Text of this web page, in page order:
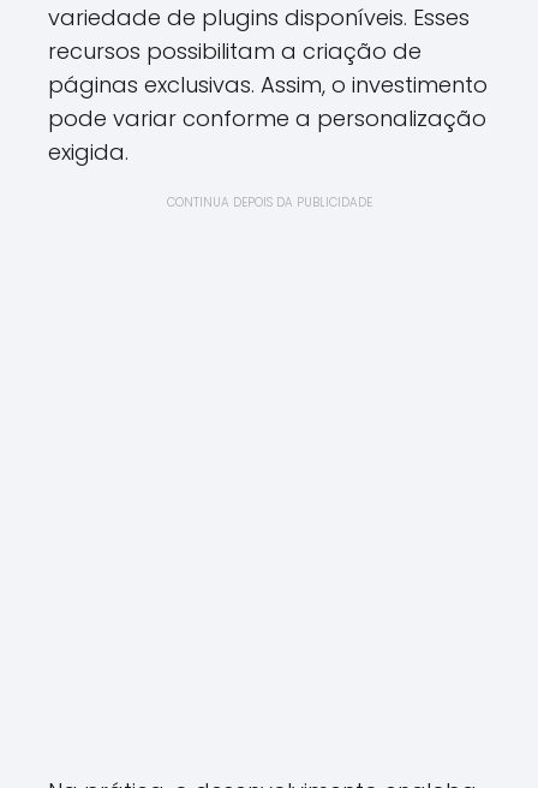
variedade de plugins disponíveis. Esses
recursos possibilitam a criação de
páginas exclusivas. Assim, o investimento
pode variar conforme a personalização
exigida.
CONTINUA DEPOIS DA PUBLICIDADE